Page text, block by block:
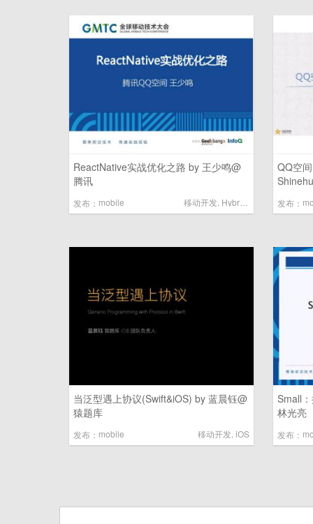
ReactNative实战优化之路 by 王少鸣@
腾讯
发布： mobile 移动开发 Hybrid混合开发
QQ空
发布：
当泛型遇上协议(Swift&iOS) by 蓝晨钰@
猿题库
发布： mobile 移动开发 iOS
Small
林光亮
发布：